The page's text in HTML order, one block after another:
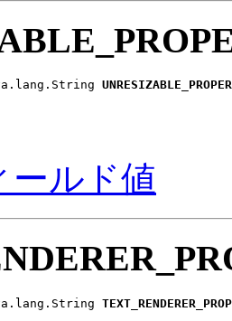
ールド値